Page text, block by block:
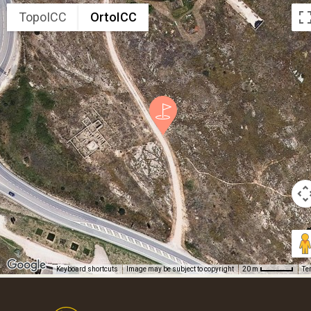
TopoICC OrtoICC
Keyboard shortcuts Image may be subject to copyright 20 m